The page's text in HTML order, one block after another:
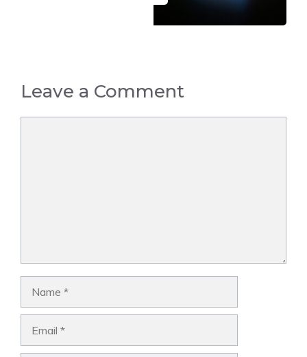
Leave a Comment